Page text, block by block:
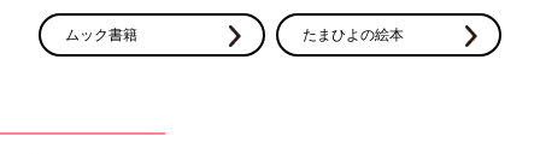
ムック書籍 たまひよの絵本